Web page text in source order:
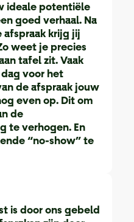
ideale potentiële
goed verhaal. Na
afspraak krijg jij
weet je precies
tafel zit. Vaak
voor het
de afspraak jouw
even op. Dit om
de
te verhogen. En
“no-show” te
is door ons gebeld